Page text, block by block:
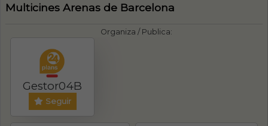
Multicines Arenas de Barcelona
Organiza / Publica:
Gestor04B
Seguir